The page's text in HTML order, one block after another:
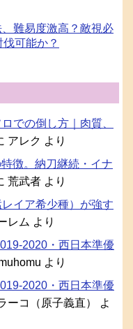
難易度激高？敵視必
可能か？
での倒し方｜肉質、
アレク より
徴。納刀継続・イナ
荒武者 より
イア希少種）が強す
レム より
2020・西日本準優
より
2020・西日本準優
ーコ（原子義直）
よ